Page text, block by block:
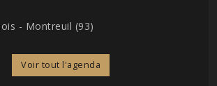
- Montreuil (93)
Voir tout l'agenda